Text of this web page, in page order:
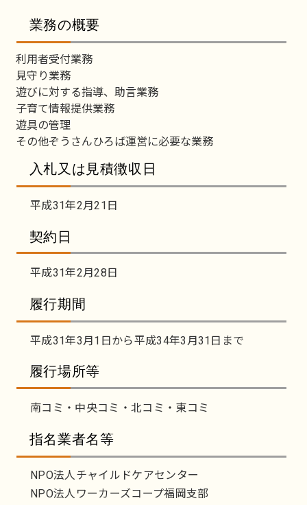
業務の概要
利用者受付業務
見守り業務
遊びに対する指導、助言業務
子育て情報提供業務
遊具の管理
その他ぞうさんひろば運営に必要な業務
入札又は見積徴収日
平成31年2月21日
契約日
平成31年2月28日
履行期間
平成31年3月1日から平成34年3月31日まで
履行場所等
南コミ・中央コミ・北コミ・東コミ
指名業者名等
NPO法人チャイルドケアセンター
NPO法人ワーカーズコープ福岡支部